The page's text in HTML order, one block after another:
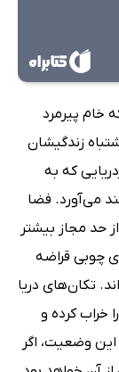
خام پیرمرد
زندگیشان
که به
می‌آورد. فضا
حد مجاز بیشتر
چوبی قراضه
تکان‌های دریا
خراب کرده و
وضعیت، اگر